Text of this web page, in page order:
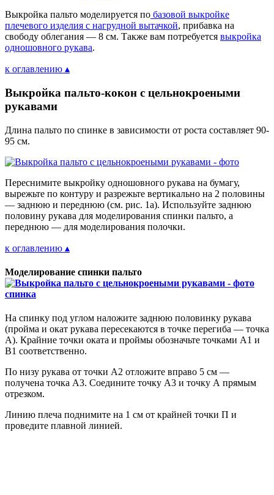
Выкройка пальто моделируется по базовой выкройке
плечевого изделия с нагрудной вытачкой, прибавка на
свободу облегания — 8 см. Также вам потребуется выкройка
одношовного рукава.
к оглавлению ▴
Выкройка пальто-кокон с цельнокроеными
рукавами
Длина пальто по спинке в зависимости от роста составляет 90-
95 см.
Переснимите выкройку одношовного рукава на бумагу,
вырежьте по контуру и разрежьте вертикально на 2 половины
— заднюю и переднюю (см. рис. 1а). Используйте заднюю
половину рукава для моделирования спинки пальто, а
переднюю — для моделирования полочки.
к оглавлению ▴
Моделирование спинки пальто
На спинку под углом наложите заднюю половинку рукава
(пройма и окат рукава пересекаются в точке перегиба — точка
А). Крайние точки оката и проймы обозначьте точками А1 и
В1 соответственно.
По низу рукава от точки А2 отложите вправо 5 см —
получена точка А3. Соедините точку А3 и точку А прямым
отрезком.
Линию плеча поднимите на 1 см от крайней точки П и
проведите плавной линией.